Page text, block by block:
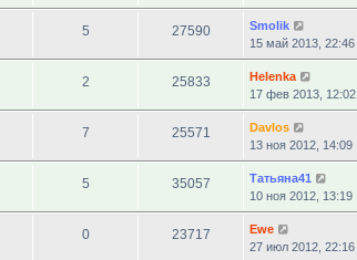
5 27590
Smolik
15 май 2013, 22:46
2 25833
Helenka
17 фев 2013, 12:02
7 25571
Davlos
13 ноя 2012, 14:09
5 35057
Татьяна41
10 ноя 2012, 13:19
0 23717
Ewe
27 июл 2012, 22:16